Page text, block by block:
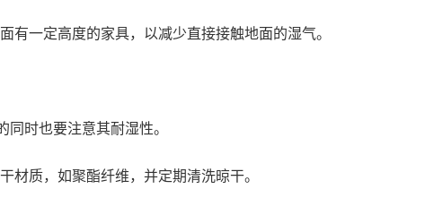
有一定高度的家具，以减少直接接触地面的湿气。
时也要注意其耐湿性。
材质，如聚酯纤维，并定期清洗晾干。